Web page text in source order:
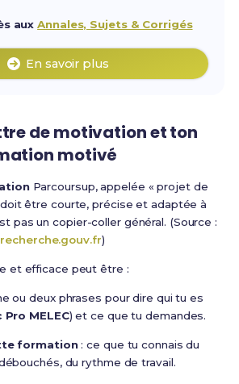
auxAnnales, Sujets & Corrigés
En savoir plus
de motivation et ton
motivé
Parcoursup, appelée « projet de
être courte, précise et adaptée à
pas un copier-coller général. (Source :
)
et efficace peut être :
ou deux phrases pour dire qui tu es
Pro MELEC) et ce que tu demandes.
formation: ce que tu connais du
du rythme de travail.